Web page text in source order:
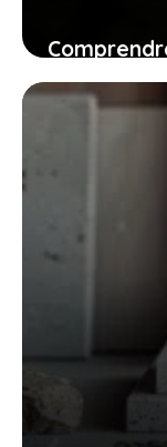
les
dès le